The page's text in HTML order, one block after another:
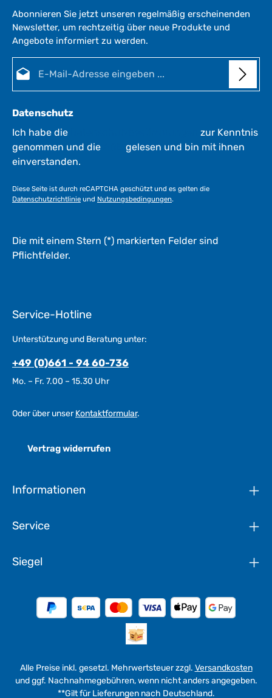
Abonnieren Sie jetzt unseren regelmäßig erscheinenden
Newsletter, um rechtzeitig über neue Produkte und
Angebote informiert zu werden.
Datenschutz
Ich habe die
zur Kenntnis
genommen und die
gelesen und bin mit ihnen
einverstanden.
Diese Seite ist durch reCAPTCHA geschützt und es gelten die
Datenschutzrichtlinie und Nutzungsbedingungen.
Die mit einem Stern (*) markierten Felder sind
Pflichtfelder.
Service-Hotline
Unterstützung und Beratung unter:
+49 (0)661 - 94 60-736
Mo. – Fr. 7.00 – 15.30 Uhr
Oder über unserKontaktformular.
Vertrag widerrufen
Informationen
Service
Siegel
Alle Preise inkl. gesetzl. Mehrwertsteuer zzgl. Versandkosten
und ggf. Nachnahmegebühren, wenn nicht anders angegeben.
**Gilt für Lieferungen nach Deutschland.